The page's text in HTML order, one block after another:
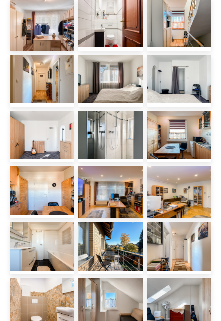
erreichen Sie den lichtdurchfluteten
Wintergarten, ausgestattet mit
elektrischer Beschattung und Kamin,
ein stimmungsvolles Highlight,
besonders in der kälteren Jahreszeit.
Zudem besteht ein direkter Zugang zur
Terrasse und in den Garten. Das Haus
verfügt im Erdgeschoss über
Außenjalousien.
Im 1. Obergeschoss stehen Ihnen eine
weitere Küche, vier Schlafzimmer, ein
Tageslicht-Wannenbad, ein Gäste-WC,
ein Abstellraum sowie ein Balkon zur
Verfügung. Diese Etage eignet sich
somit hervorragend als eigenständige
Wohneinheit.
Im Dachgeschoss sind bereits
Küchenanschlüsse vorhanden.
Zusammen mit dem vorhandenen
Wannenbad und zweieinhalb Zimmern,
darunter ein großer Raum mit Loggia,
können Sie hier mit geringem Aufwand
einen zusätzlichen Wohnbereich
schaffen.
Ob großzügiges
Mehrgenerationenhaus,